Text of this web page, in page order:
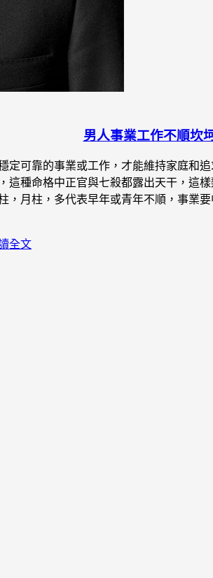
男人事業工作不順坎
可靠的事業或工作，才能維持家庭和
這種命格中正官與七殺都露出天干，
，月柱，多代表早年或青年不順，事業
全文